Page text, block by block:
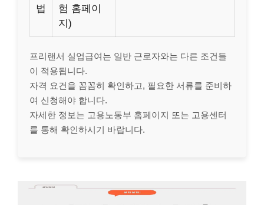
법
험 홈페이
지)
프리랜서 실업급여는 일반 근로자와는 다른 조건들
이 적용됩니다.
자격 요건을 꼼꼼히 확인하고, 필요한 서류를 준비하
여 신청해야 합니다.
자세한 정보는 고용노동부 홈페이지 또는 고용센터
를 통해 확인하시기 바랍니다.